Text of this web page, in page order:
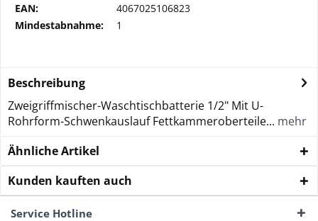
EAN:
4067025106823
Mindestabnahme:
1
Beschreibung
Zweigriffmischer-Waschtischbatterie 1/2" Mit U-
Rohrform-Schwenkauslauf Fettkammeroberteile... mehr
Ähnliche Artikel
Kunden kauften auch
Service Hotline